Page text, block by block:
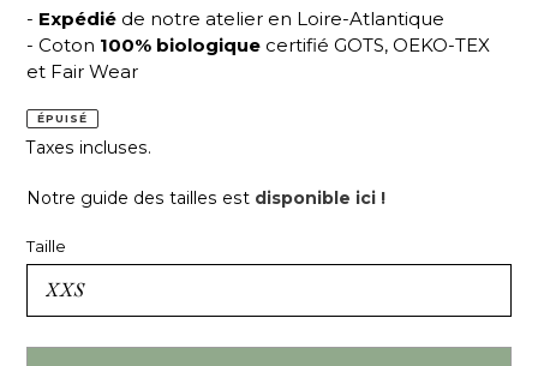
- Expédié de notre atelier en Loire-Atlantique
- Coton 100% biologique certifié GOTS, OEKO-TEX
et Fair Wear
ÉPUISÉ
Taxes incluses.
Notre guide des tailles est disponible ici !
Taille